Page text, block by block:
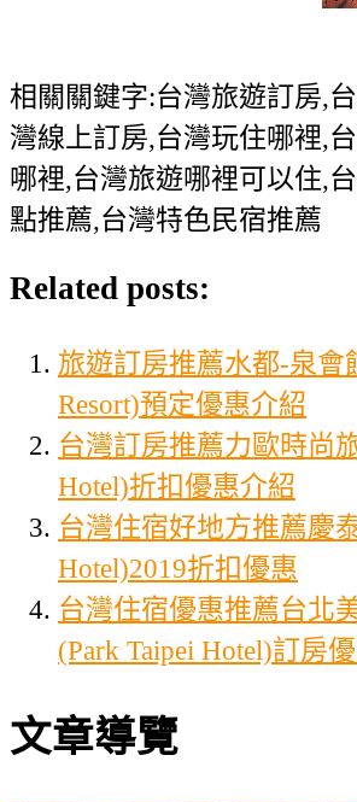
相關關鍵字:台灣旅遊訂房,
灣線上訂房,台灣玩住哪裡,
哪裡,台灣旅遊哪裡可以住,
點推薦,台灣特色民宿推薦
Related posts:
旅遊訂房推薦水都-泉會
Resort)預定優惠介紹
台灣訂房推薦力歐時尚
Hotel)折扣優惠介紹
台灣住宿好地方推薦慶
Hotel)2019折扣優惠
台灣住宿優惠推薦台北
(Park Taipei Hotel)訂房
文章導覽